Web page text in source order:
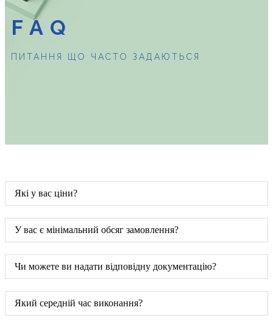
FAQ
ПИТАННЯ ЩО ЧАСТО ЗАДАЮТЬСЯ
Які у вас ціни?
У вас є мінімальний обсяг замовлення?
Чи можете ви надати відповідну документацію?
Який середній час виконання?